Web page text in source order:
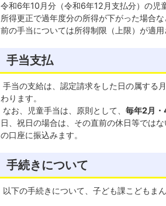
令和6年10月分（令和6年12月支払分）の児
所得更正で過年度分の所得が下がった場合
前の手当については所得制限（上限）が適用
手当支払
手当の支給は、認定請求をした日の属する
わります。
なお、児童手当は、原則として、 毎年2月・
日、祝日の場合は、その直前の休日等では
の口座に振込みます。
手続きについて
以下の手続きについて、子ども課こどもま